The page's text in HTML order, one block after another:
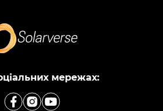
мережах: